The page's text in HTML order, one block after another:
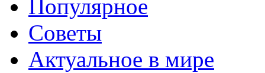
Популярное
Советы
Актуальное в мире